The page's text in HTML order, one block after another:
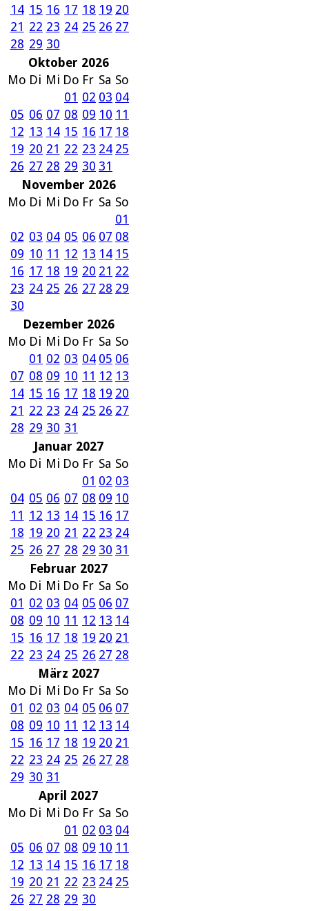
14 15 16 17 18 19 20
21 22 23 24 25 26 27
28 29 30
Oktober 2026
Mo Di Mi Do Fr Sa So
01 02 03 04
05 06 07 08 09 10 11
12 13 14 15 16 17 18
19 20 21 22 23 24 25
26 27 28 29 30 31
November 2026
Mo Di Mi Do Fr Sa So
01
02 03 04 05 06 07 08
09 10 11 12 13 14 15
16 17 18 19 20 21 22
23 24 25 26 27 28 29
30
Dezember 2026
Mo Di Mi Do Fr Sa So
01 02 03 04 05 06
07 08 09 10 11 12 13
14 15 16 17 18 19 20
21 22 23 24 25 26 27
28 29 30 31
Januar 2027
Mo Di Mi Do Fr Sa So
01 02 03
04 05 06 07 08 09 10
11 12 13 14 15 16 17
18 19 20 21 22 23 24
25 26 27 28 29 30 31
Februar 2027
Mo Di Mi Do Fr Sa So
01 02 03 04 05 06 07
08 09 10 11 12 13 14
15 16 17 18 19 20 21
22 23 24 25 26 27 28
März 2027
Mo Di Mi Do Fr Sa So
01 02 03 04 05 06 07
08 09 10 11 12 13 14
15 16 17 18 19 20 21
22 23 24 25 26 27 28
29 30 31
April 2027
Mo Di Mi Do Fr Sa So
01 02 03 04
05 06 07 08 09 10 11
12 13 14 15 16 17 18
19 20 21 22 23 24 25
26 27 28 29 30